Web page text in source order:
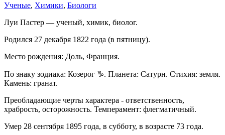
Ученые, Химики, Биологи
Луи Пастер — ученый, химик, биолог.
Родился 27 декабря 1822 года (в пятницу).
Место рождения: Доль, Франция.
По знаку зодиака: Козерог ♑. Планета: Сатурн. Стихия: земля.
Камень: гранат.
Преобладающие черты характера - ответственность,
храбрость, осторожность. Темперамент: флегматичный.
Умер 28 сентября 1895 года, в субботу, в возрасте 73 года.